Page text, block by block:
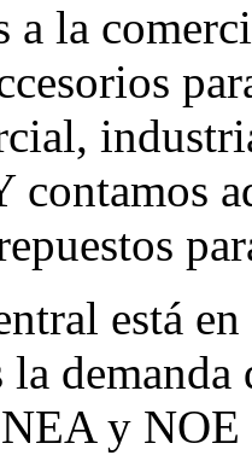
a la
contamos
está
y NOE